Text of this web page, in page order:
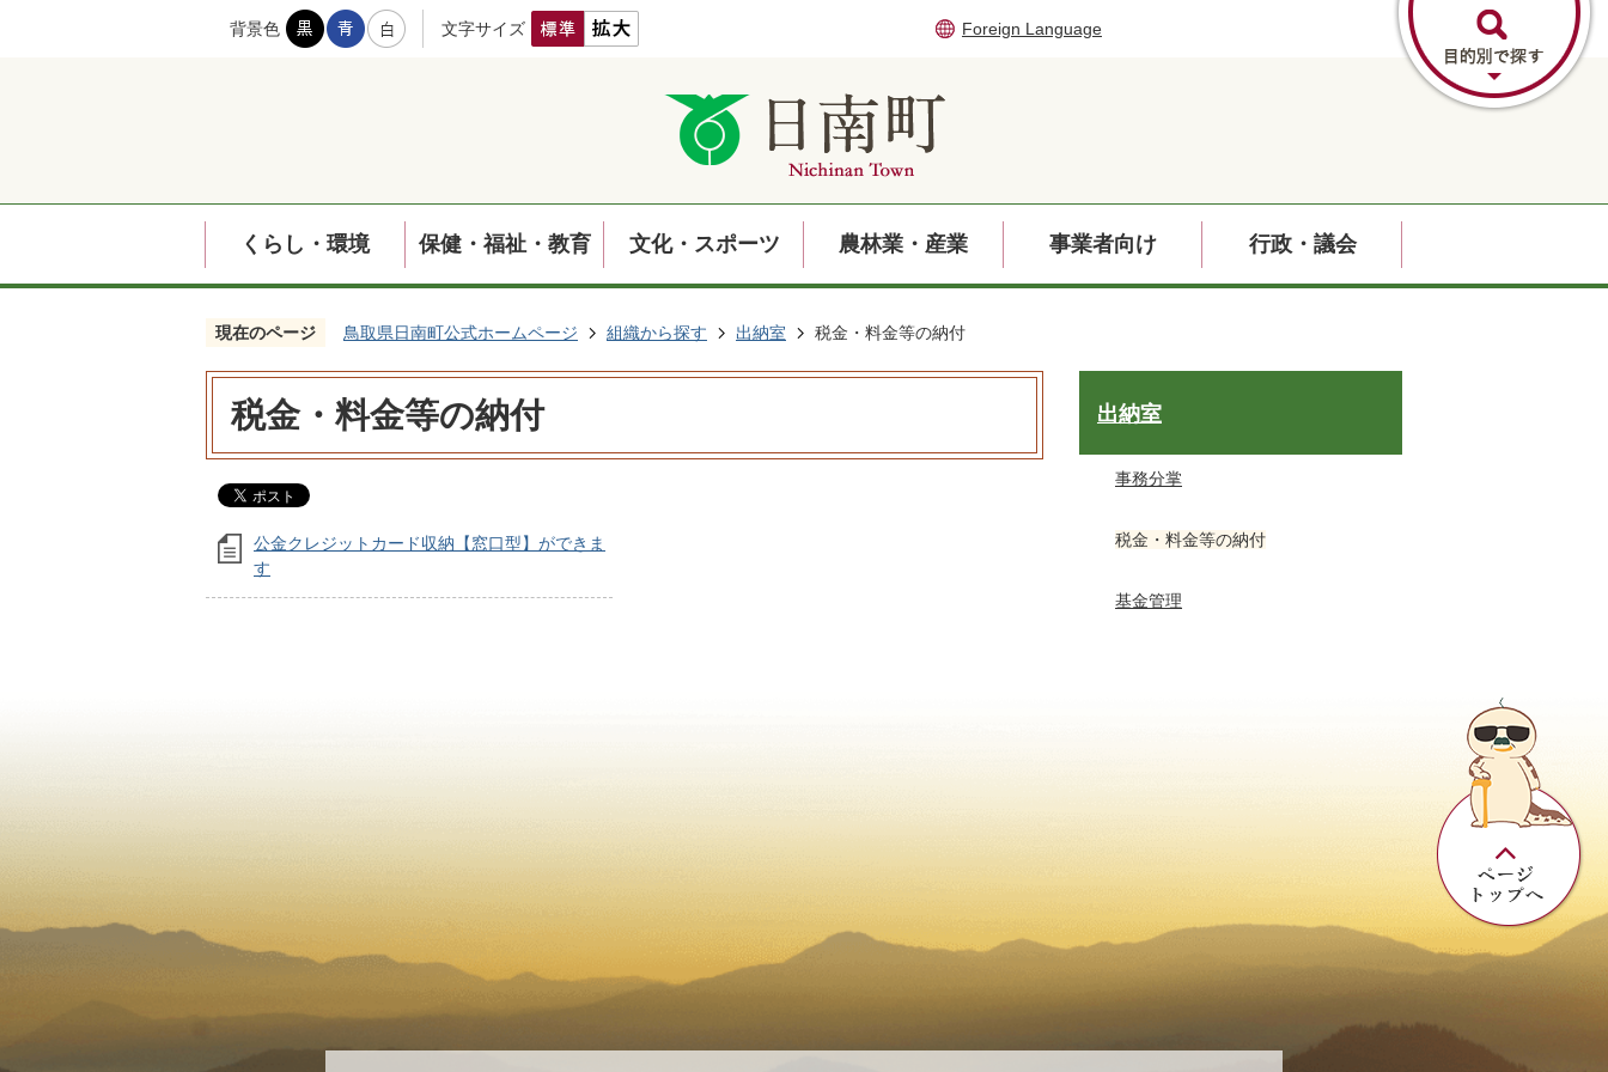
背景色 文字サイズ Foreign Language
くらし・環境 保健・福祉・教育 文化・スポーツ 農林業・産業 事業者向け 行政・議会
現在のページ 鳥取県日南町公式ホームページ 組織から探す 出納室 税金・料金等の納付
税金・料金等の納付
公金クレジットカード収納【窓口型】ができま
す
出納室
事務分掌
税金・料金等の納付
基金管理